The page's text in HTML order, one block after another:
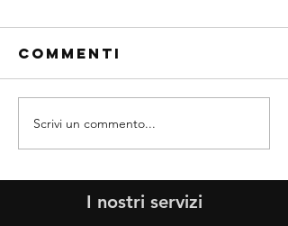
SERVIZIO DI
Commenti
Scrivi un commento...
I nostri servizi